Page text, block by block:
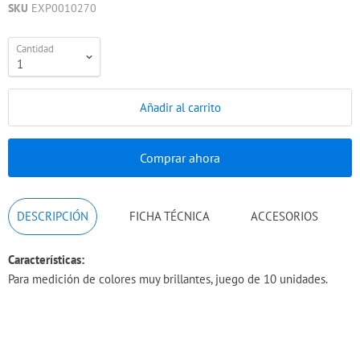
SKU EXP0010270
Cantidad
Añadir al carrito
Comprar ahora
DESCRIPCIÓN FICHA TÉCNICA ACCESORIOS
Características:
Para medición de colores muy brillantes, juego de 10 unidades.